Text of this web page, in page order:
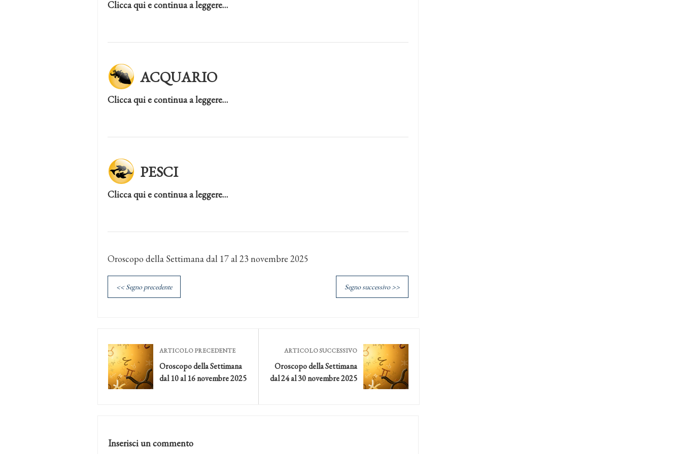
Clicca qui e continua a leggere…
ACQUARIO
Clicca qui e continua a leggere…
PESCI
Clicca qui e continua a leggere…
Oroscopo della Settimana dal 17 al 23 novembre 2025
<< Segno precedente Segno successivo >>
ARTICOLO PRECEDENTE
Oroscopo della Settimana
dal 10 al 16 novembre 2025
ARTICOLO SUCCESSIVO
Oroscopo della Settimana
dal 24 al 30 novembre 2025
Inserisci un commento